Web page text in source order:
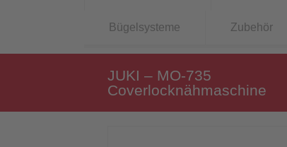
Bügelsysteme Zubehör
JUKI – MO-735
Coverlocknähmaschine